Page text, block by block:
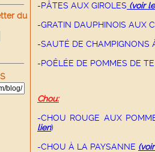
du
-PÂTES AUX GIROLES (voir
-GRATIN DAUPHINOIS AUX
-SAUTÉ DE CHAMPIGNONS
-POÊLÉE DE POMMES DE
Chou:
-CHOU ROUGE AUX
lien)
-CHOU À LA PAYSANNE